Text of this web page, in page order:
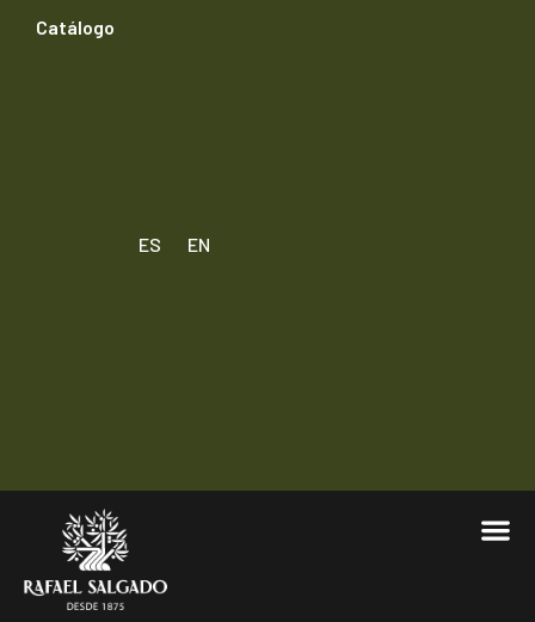
Catálogo
ES EN